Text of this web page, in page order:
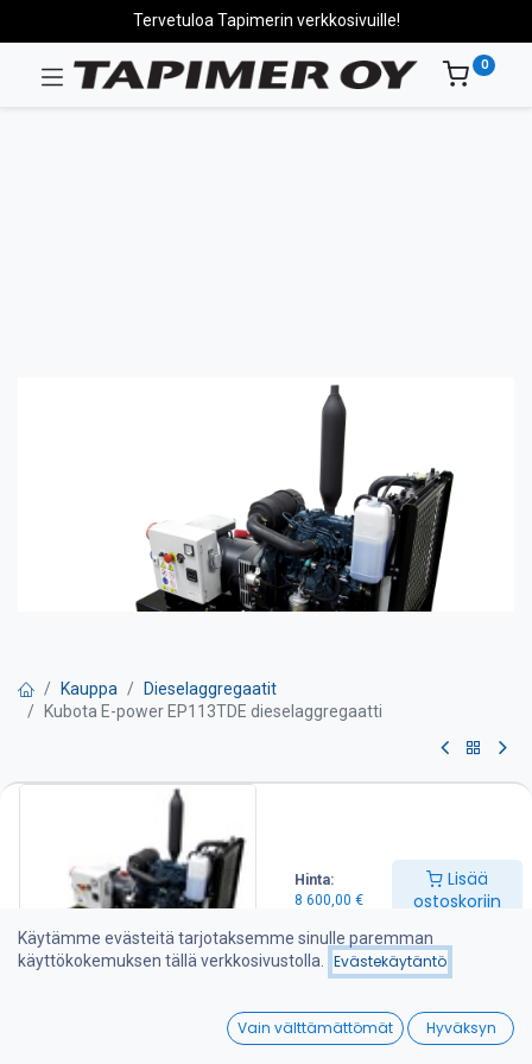
Hinta:
8 600,00 €
Lisää
ostoskoriin
Wishlist
Tervetuloa Tapimerin verkkosivuille!
0
Kauppa
Dieselaggregaatit
Kubota E-power EP113TDE dieselaggregaatti
Kubota E-power EP113TDE
dieselaggregaatti
Pyydä tarjous
-Max teho 10 kVA
-Jatkuva teho 11 kVA
Käytämme evästeitä tarjotaksemme sinulle paremman
käyttökokemuksen tällä verkkosivustolla.
Evästekäytäntö
Vain välttämättömät Hyväksyn